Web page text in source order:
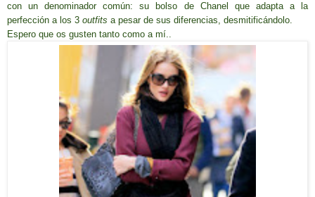
con un denominador común: su bolso de Chanel que adapta a la
perfección a los 3 outfits a pesar de sus diferencias, desmitificándolo.
Espero que os gusten tanto como a mí..